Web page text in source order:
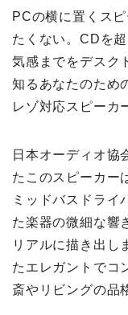
PCの横に置くス
たくない。CDを
気感までをデスク
知るあなたのため
レゾ対応スピーカ
日本オーディオ協
たこのスピーカー
ミッドバスドライ
た楽器の微細な響
リアルに描き出し
たエレガントでコ
斎やリビングの品